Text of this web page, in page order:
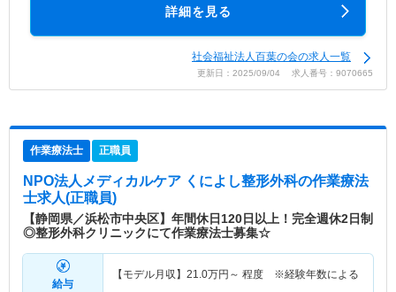
詳細を見る
社会福祉法人百葉の会の求人一覧
更新日：2025/09/04 求人番号：9070665
作業療法士 正職員
NPO法人メディカルケア くによし整形外科の作業療法
士求人(正職員)
【静岡県／浜松市中央区】年間休日120日以上！完全週休2日制
◎整形外科クリニックにて作業療法士募集☆
給与
【モデル月収】 21.0万円～ 程度 ※経験年数による